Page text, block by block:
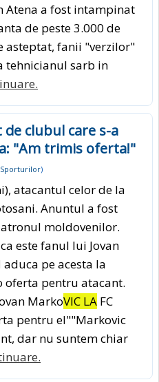
Atena a fost intampinat
de peste 3.000 de
asteptat, fanii "verzilor"
tehnicianul sarb in
de clubul care s-a
"Am trimis oferta!"
)
atacantul celor de la
Anuntul a fost
moldovenilor.
este fanul lui Jovan
pe acesta la
oferta pentru atacant.
MarkoVIC LA FC
pentru el""Markovic
dar nu suntem chiar